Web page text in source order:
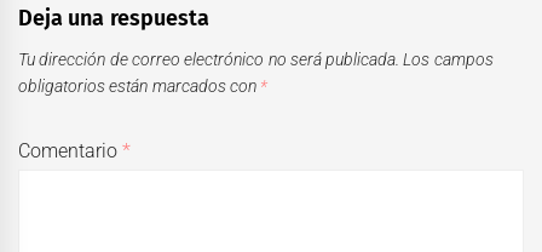
Deja una respuesta
Tu dirección de correo electrónico no será publicada. Los campos
obligatorios están marcados con *
Comentario*